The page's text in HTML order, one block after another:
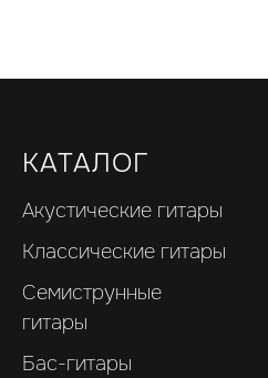
КАТАЛОГ
Акустические гитары
Классические гитары
Семиструнные
гитары
Бас-гитары